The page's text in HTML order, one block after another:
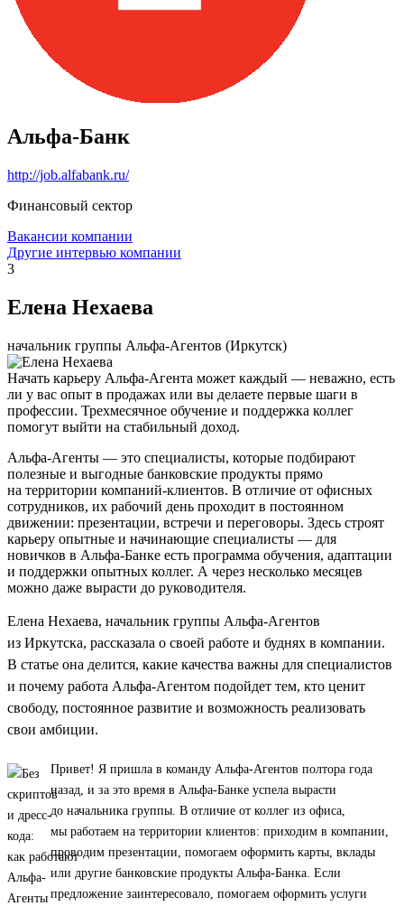
Альфа-Банк
http://job.alfabank.ru/
Финансовый сектор
Вакансии компании
Другие интервью компании
3
Елена Нехаева
начальник группы Альфа-Агентов (Иркутск)
Начать карьеру Альфа-Агента может каждый — неважно, есть
ли у вас опыт в продажах или вы делаете первые шаги в
профессии. Трехмесячное обучение и поддержка коллег
помогут выйти на стабильный доход.
Альфа-Агенты — это специалисты, которые подбирают
полезные и выгодные банковские продукты прямо
на территории компаний-клиентов. В отличие от офисных
сотрудников, их рабочий день проходит в постоянном
движении: презентации, встречи и переговоры. Здесь строят
карьеру опытные и начинающие специалисты — для
новичков в Альфа-Банке есть программа обучения, адаптации
и поддержки опытных коллег. А через несколько месяцев
можно даже вырасти до руководителя.
Елена Нехаева, начальник группы Альфа-Агентов
из Иркутска, рассказала о своей работе и буднях в компании.
В статье она делится, какие качества важны для специалистов
и почему работа Альфа-Агентом подойдет тем, кто ценит
свободу, постоянное развитие и возможность реализовать
свои амбиции.
Привет! Я пришла в команду Альфа-Агентов полтора года
назад, и за это время в Альфа-Банке успела вырасти
до начальника группы. В отличие от коллег из офиса,
мы работаем на территории клиентов: приходим в компании,
проводим презентации, помогаем оформить карты, вклады
или другие банковские продукты Альфа-Банка. Если
предложение заинтересовало, помогаем оформить услуги